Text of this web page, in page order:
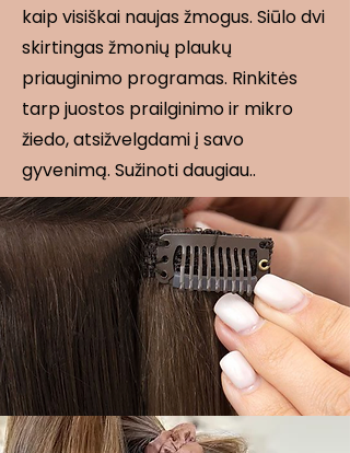
kaip visiškai naujas žmogus. Siūlo dvi
skirtingas žmonių plaukų
priauginimo programas. Rinkitės
tarp juostos prailginimo ir mikro
žiedo, atsižvelgdami į savo
gyvenimą. Sužinoti daugiau..